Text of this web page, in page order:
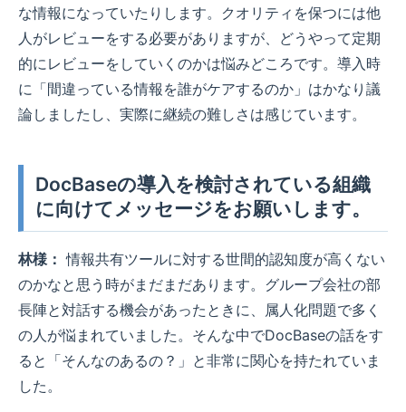
な情報になっていたりします。クオリティを保つには他
人がレビューをする必要がありますが、どうやって定期
的にレビューをしていくのかは悩みどころです。導入時
に「間違っている情報を誰がケアするのか」はかなり議
論しましたし、実際に継続の難しさは感じています。
DocBaseの導入を検討されている組織
に向けてメッセージをお願いします。
林様： 情報共有ツールに対する世間的認知度が高くない
のかなと思う時がまだまだあります。グループ会社の部
長陣と対話する機会があったときに、属人化問題で多く
の人が悩まれていました。そんな中でDocBaseの話をす
ると「そんなのあるの？」と非常に関心を持たれていま
した。